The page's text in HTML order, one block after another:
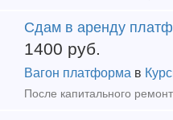
Сдам в аренду
1400 руб.
Вагон платформа в
После капитального